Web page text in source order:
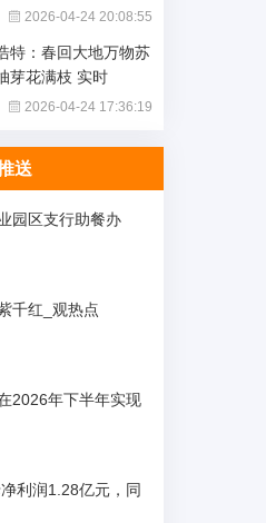
万股
2026-04-24 20:08:55
特：春回大地万物苏
芽花满枝 实时
2026-04-24 17:36:19
送
园区支行助餐办
千红_观热点
2026年下半年实现
利润1.28亿元，同